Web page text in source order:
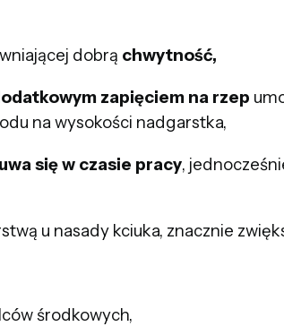
dobrą chwytność,
zapięciem na rzep
na wysokości nadgarstka,
się w czasie pracy,
u nasady kciuka, znacznie
środkowych,